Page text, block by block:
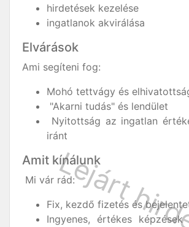
hirdetések kezelése
ingatlanok akvirálása
Elvárások
Ami segíteni fog:
Mohó tettvágy és
"Akarni tudás" és lendület
Nyitottság az ingatlan
iránt
Amit kínálunk
Mi vár rád:
Fix, kezdő fizetés és
Ingyenes, értékes képzések